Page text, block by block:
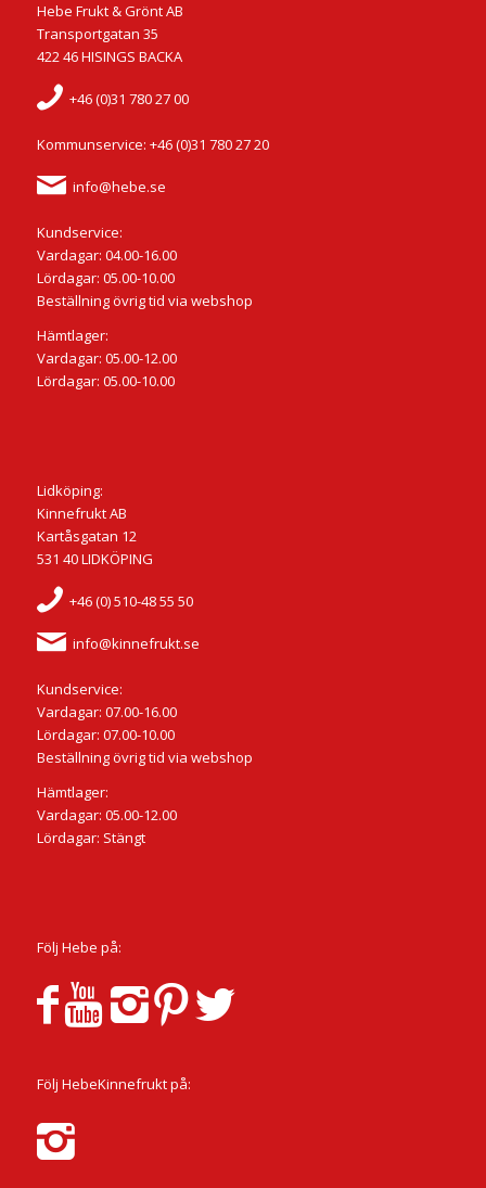
Hebe Frukt & Grönt AB
Transportgatan 35
422 46 HISINGS BACKA
+46 (0)31 780 27 00
Kommunservice: +46 (0)31 780 27 20
info@hebe.se
Kundservice:
Vardagar: 04.00-16.00
Lördagar: 05.00-10.00
Beställning övrig tid via webshop
Hämtlager:
Vardagar: 05.00-12.00
Lördagar: 05.00-10.00
Lidköping:
Kinnefrukt AB
Kartåsgatan 12
531 40 LIDKÖPING
+46 (0) 510-48 55 50
info@kinnefrukt.se
Kundservice:
Vardagar: 07.00-16.00
Lördagar: 07.00-10.00
Beställning övrig tid via webshop
Hämtlager:
Vardagar: 05.00-12.00
Lördagar: Stängt
Följ Hebe på:
Följ HebeKinnefrukt på: